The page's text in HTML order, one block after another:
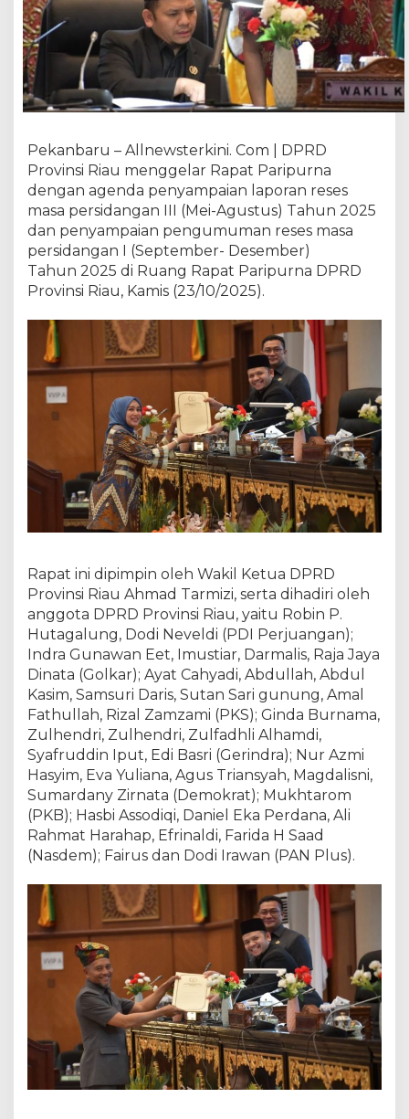
a
t
r
i
p
r
n
a
A
g
e
n
a
P
e
n
y
m
p
a
i
a
n
l
a
o
r
a
n
R
s
e
s
M
a
s
a
P
e
i
d
a
n
a
n
T
a
h
u
n
Pekanbaru – Allnewsterkini. Com | DPRD
Provinsi Riau menggelar Rapat Paripurna
dengan agenda penyampaian laporan reses
masa persidangan III (Mei-Agustus) Tahun 2025
dan penyampaian pengumuman reses masa
persidangan I (September- Desember)
Tahun 2025 di Ruang Rapat Paripurna DPRD
Provinsi Riau, Kamis (23/10/2025).
Rapat ini dipimpin oleh Wakil Ketua DPRD
Provinsi Riau Ahmad Tarmizi, serta dihadiri oleh
anggota DPRD Provinsi Riau, yaitu Robin P.
Hutagalung, Dodi Neveldi (PDI Perjuangan);
Indra Gunawan Eet, Imustiar, Darmalis, Raja Jaya
Dinata (Golkar); Ayat Cahyadi, Abdullah, Abdul
Kasim, Samsuri Daris, Sutan Sari gunung, Amal
Fathullah, Rizal Zamzami (PKS); Ginda Burnama,
Zulhendri, Zulhendri, Zulfadhli Alhamdi,
Syafruddin Iput, Edi Basri (Gerindra); Nur Azmi
Hasyim, Eva Yuliana, Agus Triansyah, Magdalisni,
Sumardany Zirnata (Demokrat); Mukhtarom
(PKB); Hasbi Assodiqi, Daniel Eka Perdana, Ali
Rahmat Harahap, Efrinaldi, Farida H Saad
(Nasdem); Fairus dan Dodi Irawan (PAN Plus).